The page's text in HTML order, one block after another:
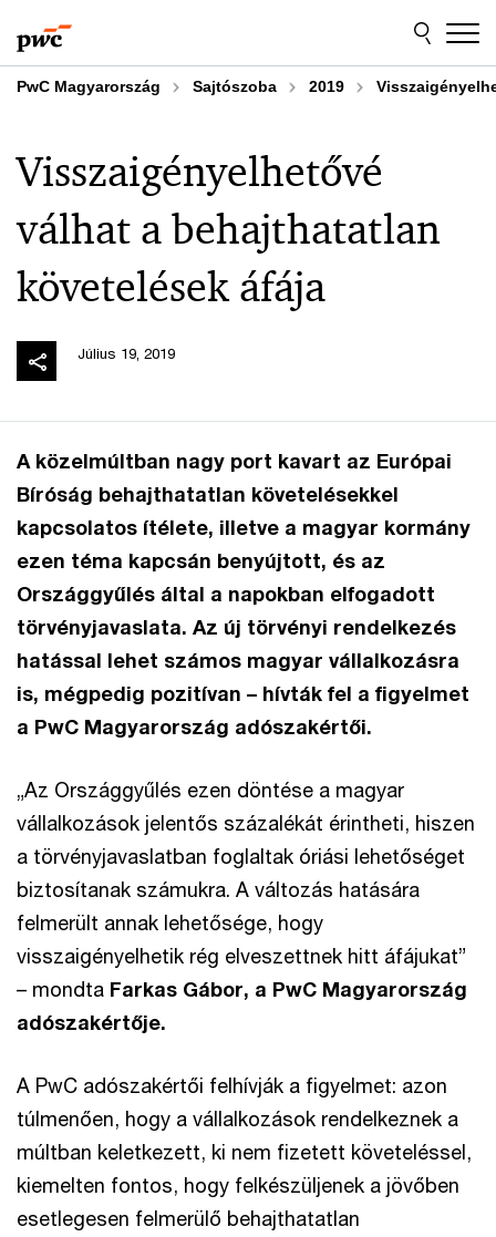
to
content
to
footer
PwC Magyarország Sajtószoba 2019
Visszaigényelhetővé
válhat a behajthatatlan
követelések áfája
Július 19, 2019
A közelmúltban nagy port kavart az Európai
Bíróság behajthatatlan követelésekkel
kapcsolatos ítélete, illetve a magyar kormány
ezen téma kapcsán benyújtott, és az
Országgyűlés által a napokban elfogadott
törvényjavaslata. Az új törvényi rendelkezés
hatással lehet számos magyar vállalkozásra
is, mégpedig pozitívan – hívták fel a figyelmet
a PwC Magyarország adószakértői.
„Az Országgyűlés ezen döntése a magyar
vállalkozások jelentős százalékát érintheti, hiszen
a törvényjavaslatban foglaltak óriási lehetőséget
biztosítanak számukra. A változás hatására
felmerült annak lehetősége, hogy
visszaigényelhetik rég elveszettnek hitt áfájukat”
– mondta Farkas Gábor, a PwC Magyarország
adószakértője.
A PwC adószakértői felhívják a figyelmet: azon
túlmenően, hogy a vállalkozások rendelkeznek a
múltban keletkezett, ki nem fizetett követeléssel,
kiemelten fontos, hogy felkészüljenek a jövőben
esetlegesen felmerülő behajthatatlan